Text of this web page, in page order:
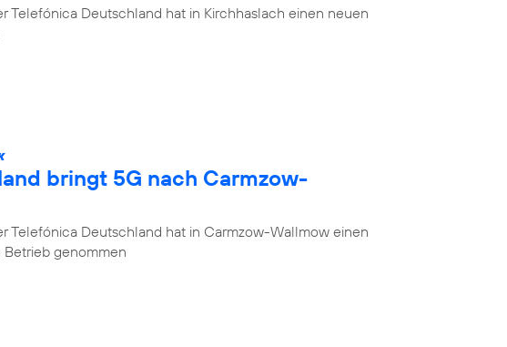
Telefónica Deutschland hat in Kirchhaslach einen neuen
bringt 5G nach Carmzow-
Telefónica Deutschland hat in Carmzow-Wallmow einen
genommen